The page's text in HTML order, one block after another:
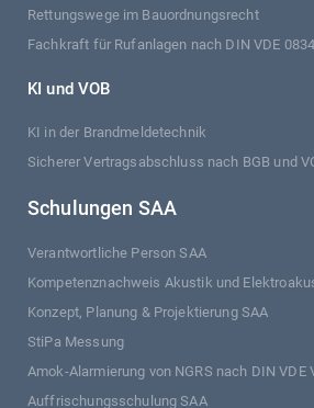
Rettungswege im Bauordnungsrecht
Fachkraft für Rufanlagen nach DIN VDE 0834
KI und VOB
KI in der Brandmeldetechnik
Sicherer Vertragsabschluss nach BGB und
Schulungen SAA
Verantwortliche Person SAA
Kompetenznachweis Akustik und
Konzept, Planung & Projektierung SAA
StiPa Messung
Amok-Alarmierung von NGRS nach DIN VDE
Auffrischungsschulung SAA